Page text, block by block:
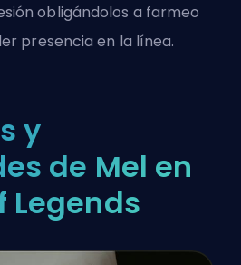
obligándolos a farmeo
presencia en la línea.
y
de Mel en
Legends